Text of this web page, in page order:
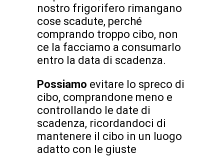
nostro frigorifero rimangano
cose scadute, perché
comprando troppo cibo, non
ce la facciamo a consumarlo
entro la data di scadenza.
Possiamo evitare lo spreco di
cibo, comprandone meno e
controllando le date di
scadenza, ricordandoci di
mantenere il cibo in un luogo
adatto con le giuste